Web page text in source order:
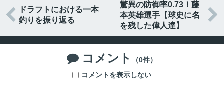

ドラフトにおける一本
釣りを振り返る
驚異の防御率0.73！藤
本英雄選手【球史に名
を残した偉人達】

 コメント
（0件）
コメントを表示しない